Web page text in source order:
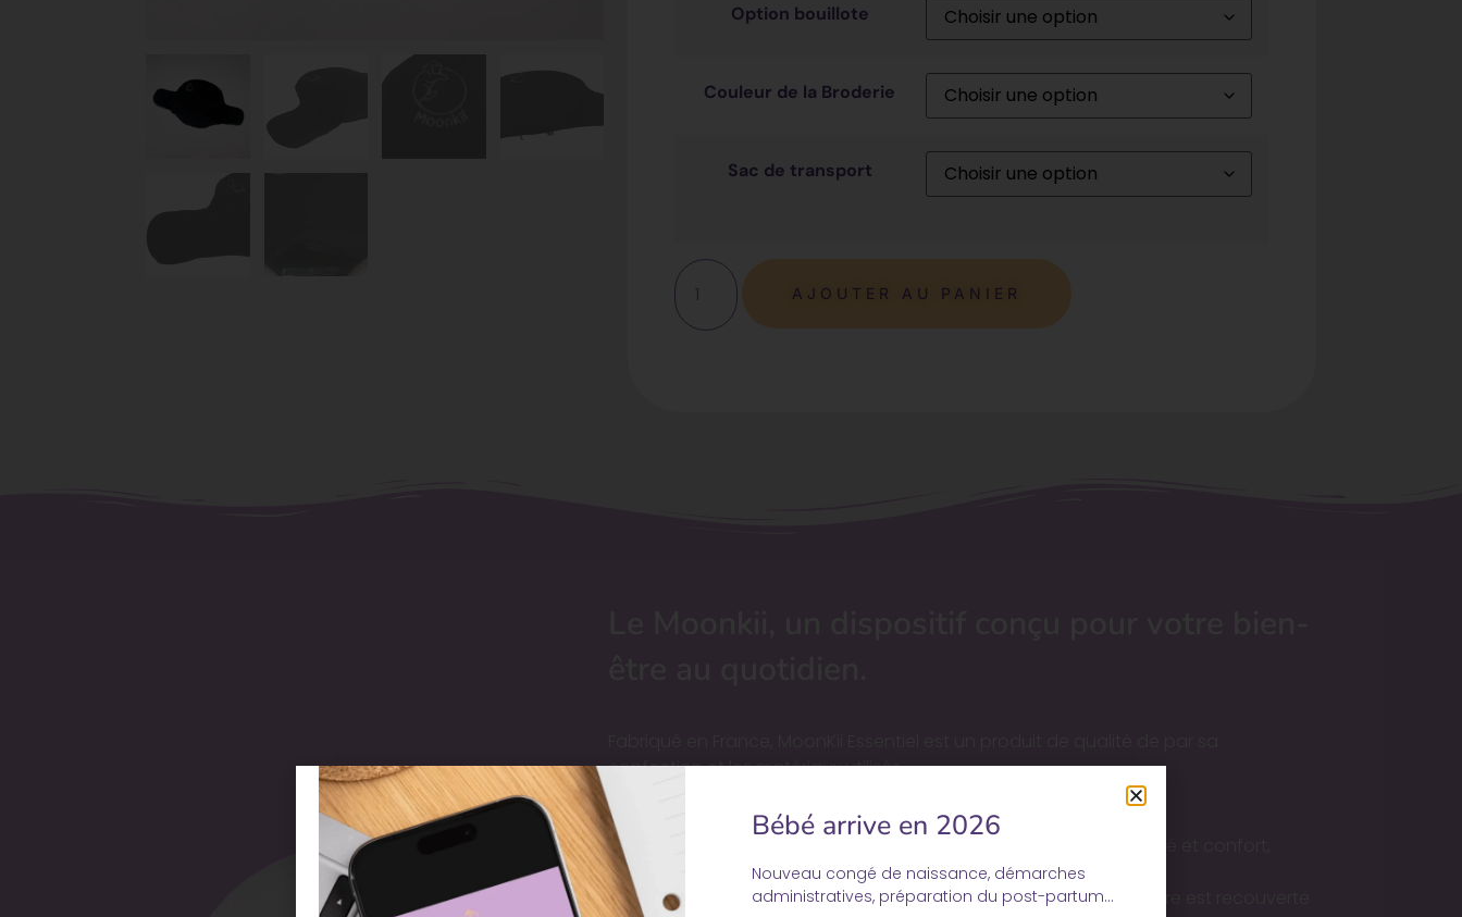
Option bouillote
Couleur de la Broderie
Sac de transport
AJOUTER AU PANIER
confection et les matériaux utilisés.
100% polyester
Le tissu du dessous est en résille matelassée apportant respirabilité et confort,
certifiée OEKO-TEX®.
Le tissu du dessus est composé d’une face est déperlante et l’autre est recouverte
Bébé arrive en 2026
Nouveau congé de naissance, démarches
administratives, préparation du post-partum…